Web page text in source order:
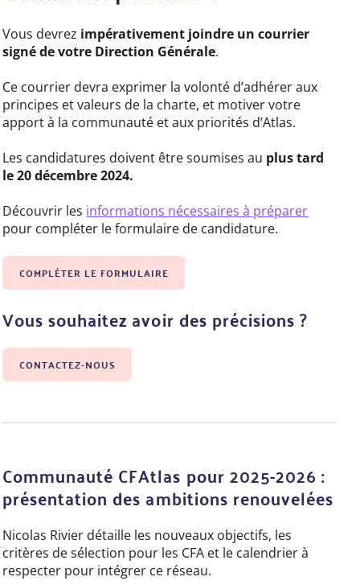
Vous devrez impérativement joindre un courrier
signé de votre Direction Générale.
Ce courrier devra exprimer la volonté d’adhérer aux
principes et valeurs de la charte, et motiver votre
apport à la communauté et aux priorités d’Atlas.
Les candidatures doivent être soumises au plus tard
le 20 décembre 2024.
Découvrir les informations nécessaires à préparer
pour compléter le formulaire de candidature.
COMPLÉTER LE FORMULAIRE
Vous souhaitez avoir des précisions ?
CONTACTEZ-NOUS
Communauté CFAtlas pour 2025-2026 :
présentation des ambitions renouvelées
Nicolas Rivier détaille les nouveaux objectifs, les
critères de sélection pour les CFA et le calendrier à
respecter pour intégrer ce réseau.